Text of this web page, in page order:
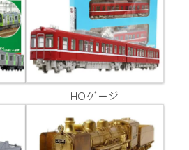
HOゲージ